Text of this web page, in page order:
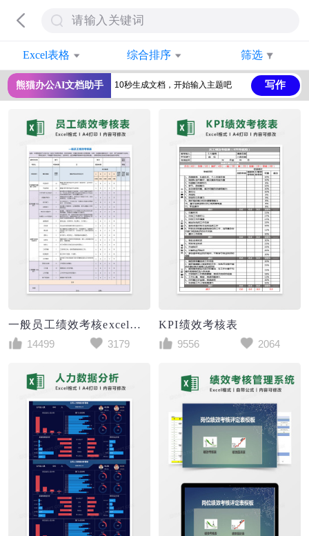
Excel表格 综合排序 筛选
熊猫办公AI文档助手 写作
一般员工绩效考核excel模板
14499
3179
KPI绩效考核表
9556
2064